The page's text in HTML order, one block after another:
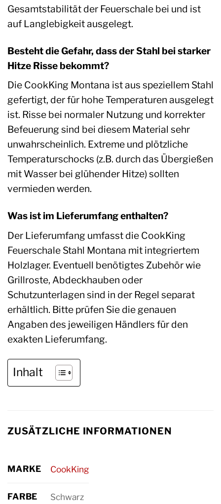
Gesamtstabilität der Feuerschale bei und ist
auf Langlebigkeit ausgelegt.
Besteht die Gefahr, dass der Stahl bei starker
Hitze Risse bekommt?
Die CookKing Montana ist aus speziellem Stahl
gefertigt, der für hohe Temperaturen ausgelegt
ist. Risse bei normaler Nutzung und korrekter
Befeuerung sind bei diesem Material sehr
unwahrscheinlich. Extreme und plötzliche
Temperaturschocks (z.B. durch das Übergießen
mit Wasser bei glühender Hitze) sollten
vermieden werden.
Was ist im Lieferumfang enthalten?
Der Lieferumfang umfasst die CookKing
Feuerschale Stahl Montana mit integriertem
Holzlager. Eventuell benötigtes Zubehör wie
Grillroste, Abdeckhauben oder
Schutzunterlagen sind in der Regel separat
erhältlich. Bitte prüfen Sie die genauen
Angaben des jeweiligen Händlers für den
exakten Lieferumfang.
Inhalt
ZUSÄTZLICHE INFORMATIONEN
MARKE CookKing
FARBE Schwarz